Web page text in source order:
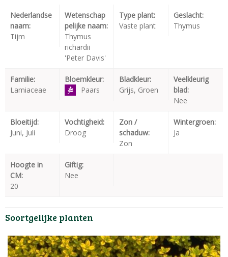
Nederlandse
naam:
Tijm
Wetenschap
pelijke naam:
Thymus
richardii
'Peter Davis'
Type plant:
Vaste plant
Geslacht:
Thymus
Familie:
Lamiaceae
Bloemkleur:
Paars
Bladkleur:
Grijs, Groen
Veelkleurig
blad:
Nee
Bloeitijd:
Juni, Juli
Vochtigheid:
Droog
Zon /
schaduw:
Zon
Wintergroen:
Ja
Hoogte in
CM:
20
Giftig:
Nee
Soortgelijke planten